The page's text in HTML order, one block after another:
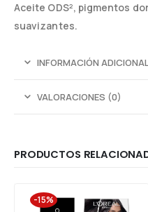
Aceite ODS², pigmentos
suavizantes.
INFORMACIÓN
VALORACIONES (0)
PRODUCTOS
-15%